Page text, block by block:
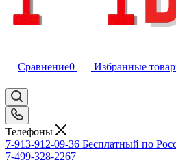
Сравнение0 Избранные
Телефоны
7-913-912-09-36 Бесплатный по
7-499-328-2267